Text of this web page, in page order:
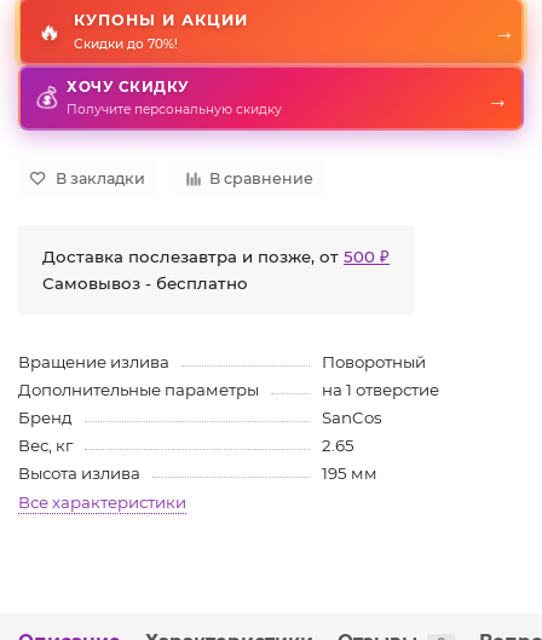
🔥 КУПОНЫ И АКЦИИ
Скидки до 70%!
→
💰 ХОЧУ СКИДКУ
Получите персональную скидку →
В закладки В сравнение
Доставка послезавтра и позже, от 500 ₽
Самовывоз - бесплатно
Вращение излива
Поворотный
Дополнительные параметры
на 1 отверстие
Бренд
SanCos
Вес, кг
2.65
Высота излива
195 мм
Все характеристики